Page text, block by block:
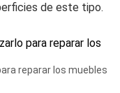
de este tipo.
reparar los muebles